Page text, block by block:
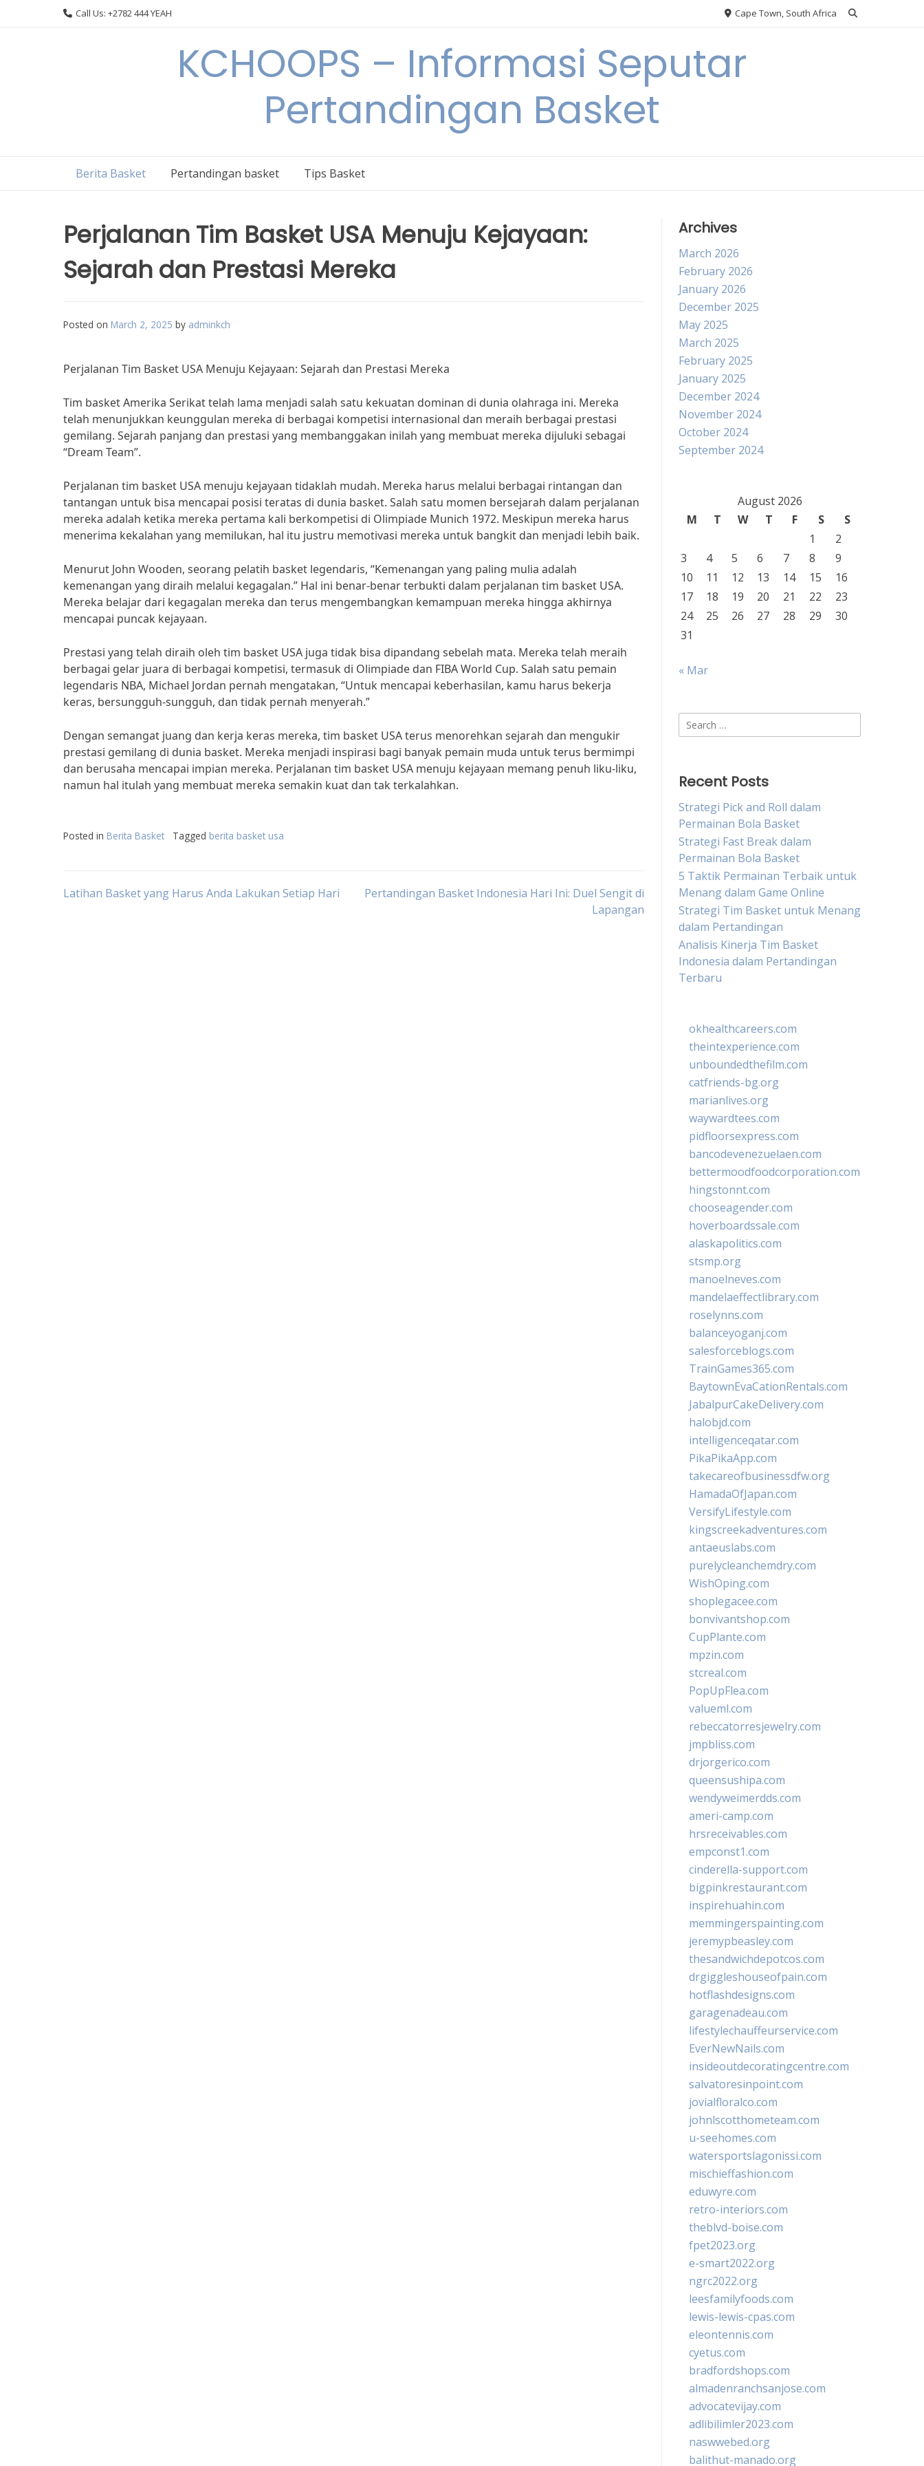
Call Us: +2782 444 YEAH Cape Town, South Africa
KCHOOPS – Informasi Seputar
Pertandingan Basket
Berita Basket Pertandingan basket Tips Basket
Perjalanan Tim Basket USA Menuju Kejayaan:
Sejarah dan Prestasi Mereka
Posted on March 2, 2025 by adminkch
Perjalanan Tim Basket USA Menuju Kejayaan: Sejarah dan Prestasi Mereka
Tim basket Amerika Serikat telah lama menjadi salah satu kekuatan dominan di dunia olahraga ini. Mereka
telah menunjukkan keunggulan mereka di berbagai kompetisi internasional dan meraih berbagai prestasi
gemilang. Sejarah panjang dan prestasi yang membanggakan inilah yang membuat mereka dijuluki sebagai
“Dream Team”.
Perjalanan tim basket USA menuju kejayaan tidaklah mudah. Mereka harus melalui berbagai rintangan dan
tantangan untuk bisa mencapai posisi teratas di dunia basket. Salah satu momen bersejarah dalam perjalanan
mereka adalah ketika mereka pertama kali berkompetisi di Olimpiade Munich 1972. Meskipun mereka harus
menerima kekalahan yang memilukan, hal itu justru memotivasi mereka untuk bangkit dan menjadi lebih baik.
Menurut John Wooden, seorang pelatih basket legendaris, “Kemenangan yang paling mulia adalah
kemenangan yang diraih melalui kegagalan.” Hal ini benar-benar terbukti dalam perjalanan tim basket USA.
Mereka belajar dari kegagalan mereka dan terus mengembangkan kemampuan mereka hingga akhirnya
mencapai puncak kejayaan.
Prestasi yang telah diraih oleh tim basket USA juga tidak bisa dipandang sebelah mata. Mereka telah meraih
berbagai gelar juara di berbagai kompetisi, termasuk di Olimpiade dan FIBA World Cup. Salah satu pemain
legendaris NBA, Michael Jordan pernah mengatakan, “Untuk mencapai keberhasilan, kamu harus bekerja
keras, bersungguh-sungguh, dan tidak pernah menyerah.”
Dengan semangat juang dan kerja keras mereka, tim basket USA terus menorehkan sejarah dan mengukir
prestasi gemilang di dunia basket. Mereka menjadi inspirasi bagi banyak pemain muda untuk terus bermimpi
dan berusaha mencapai impian mereka. Perjalanan tim basket USA menuju kejayaan memang penuh liku-liku,
namun hal itulah yang membuat mereka semakin kuat dan tak terkalahkan.
Posted in Berita Basket Tagged berita basket usa
Post
Latihan Basket yang Harus Anda Lakukan Setiap Hari
Pertandingan Basket Indonesia Hari Ini: Duel Sengit di
Lapangan
Archives
March 2026
February 2026
January 2026
December 2025
May 2025
March 2025
February 2025
January 2025
December 2024
November 2024
October 2024
September 2024
August 2026
M
T W T F S
S
1
2
3
4 5 6 7 8
9
10
11 12 13 14 15
16
17
18 19 20 21 22
23
24
25 26 27 28 29
30
31
« Mar
Search
for:
Recent Posts
Strategi Pick and Roll dalam
Permainan Bola Basket
Strategi Fast Break dalam
Permainan Bola Basket
5 Taktik Permainan Terbaik untuk
Menang dalam Game Online
Strategi Tim Basket untuk Menang
dalam Pertandingan
Analisis Kinerja Tim Basket
Indonesia dalam Pertandingan
Terbaru
okhealthcareers.com
theintexperience.com
unboundedthefilm.com
catfriends-bg.org
marianlives.org
waywardtees.com
pidfloorsexpress.com
bancodevenezuelaen.com
bettermoodfoodcorporation.com
hingstonnt.com
chooseagender.com
hoverboardssale.com
alaskapolitics.com
stsmp.org
manoelneves.com
mandelaeffectlibrary.com
roselynns.com
balanceyoganj.com
salesforceblogs.com
TrainGames365.com
BaytownEvaCationRentals.com
JabalpurCakeDelivery.com
halobjd.com
intelligenceqatar.com
PikaPikaApp.com
takecareofbusinessdfw.org
HamadaOfJapan.com
VersifyLifestyle.com
kingscreekadventures.com
antaeuslabs.com
purelycleanchemdry.com
WishOping.com
shoplegacee.com
bonvivantshop.com
CupPlante.com
mpzin.com
stcreal.com
PopUpFlea.com
valueml.com
rebeccatorresjewelry.com
jmpbliss.com
drjorgerico.com
queensushipa.com
wendyweimerdds.com
ameri-camp.com
hrsreceivables.com
empconst1.com
cinderella-support.com
bigpinkrestaurant.com
inspirehuahin.com
memmingerspainting.com
jeremypbeasley.com
thesandwichdepotcos.com
drgiggleshouseofpain.com
hotflashdesigns.com
garagenadeau.com
lifestylechauffeurservice.com
EverNewNails.com
insideoutdecoratingcentre.com
salvatoresinpoint.com
jovialfloralco.com
johnlscotthometeam.com
u-seehomes.com
watersportslagonissi.com
mischieffashion.com
eduwyre.com
retro-interiors.com
theblvd-boise.com
fpet2023.org
e-smart2022.org
ngrc2022.org
leesfamilyfoods.com
lewis-lewis-cpas.com
eleontennis.com
cyetus.com
bradfordshops.com
almadenranchsanjose.com
advocatevijay.com
adlibilimler2023.com
naswwebed.org
balithut-manado.org